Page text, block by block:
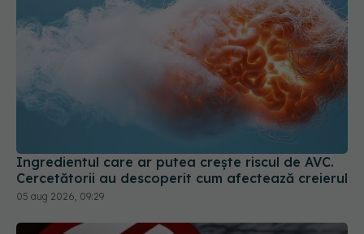
Ingredientul care ar putea crește riscul de AVC.
Cercetătorii au descoperit cum afectează creierul
05 aug 2026, 09:29